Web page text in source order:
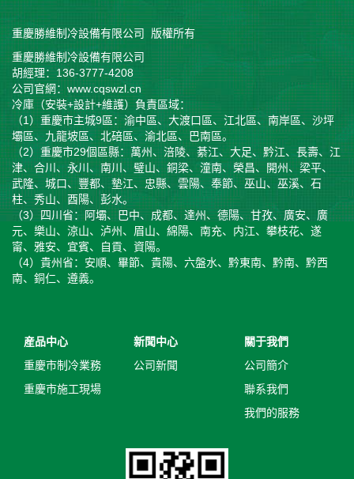
重慶勝維制冷設備有限公司 版權所有
重慶勝維制冷設備有限公司
胡經理：136-3777-4208
公司官網：www.cqswzl.cn
冷庫（安裝+設計+維護）負責區域：
（1）重慶市主城9區：渝中區、大渡口區、江北區、南岸區、沙坪
壩區、九龍坡區、北碚區、渝北區、巴南區。
（2）重慶市29個區縣：萬州、涪陵、綦江、大足、黔江、長壽、江
津、合川、永川、南川、璧山、銅梁、潼南、榮昌、開州、梁平、
武隆、城口、豐都、墊江、忠縣、雲陽、奉節、巫山、巫溪、石
柱、秀山、酉陽、彭水。
（3）四川省：阿壩、巴中、成都、達州、德陽、甘孜、廣安、廣
元、樂山、涼山、泸州、眉山、綿陽、南充、内江、攀枝花、遂
甯、雅安、宜賓、自貢、資陽。
（4）貴州省：安順、畢節、貴陽、六盤水、黔東南、黔南、黔西
南、銅仁、遵義。
産品中心
重慶市制冷業務
重慶市施工現場
新聞中心
公司新聞
關于我們
公司簡介
聯系我們
我們的服務